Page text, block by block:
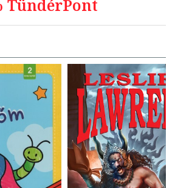
TündérPont